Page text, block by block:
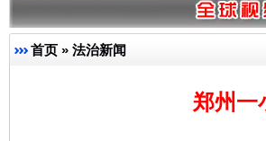
首页 » 法治新闻
郑州一